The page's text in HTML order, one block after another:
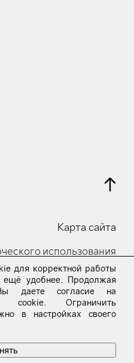
Карта сайта
использования
Все права защищены
соглашение
по сайту Вы можете
info@look-gallery.com
для корректной работы
ещё удобнее. Продолжая
даете согласие на
cookie. Ограничить
в настройках своего